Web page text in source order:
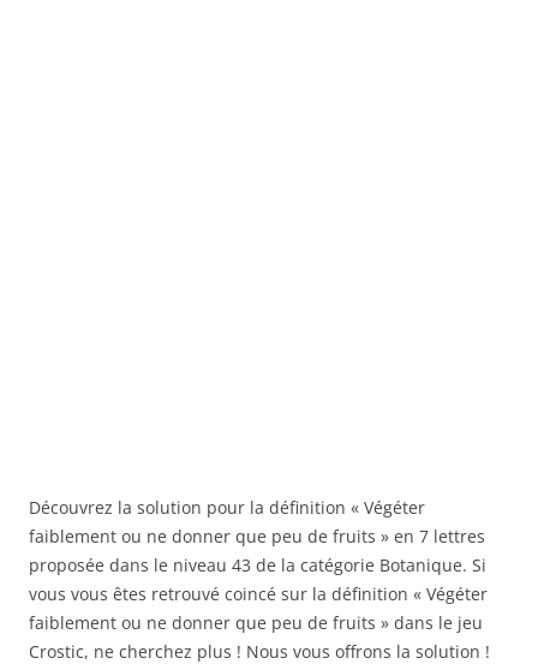
Découvrez la solution pour la définition « Végéter
faiblement ou ne donner que peu de fruits » en 7 lettres
proposée dans le niveau 43 de la catégorie Botanique. Si
vous vous êtes retrouvé coincé sur la définition « Végéter
faiblement ou ne donner que peu de fruits » dans le jeu
Crostic, ne cherchez plus ! Nous vous offrons la solution !